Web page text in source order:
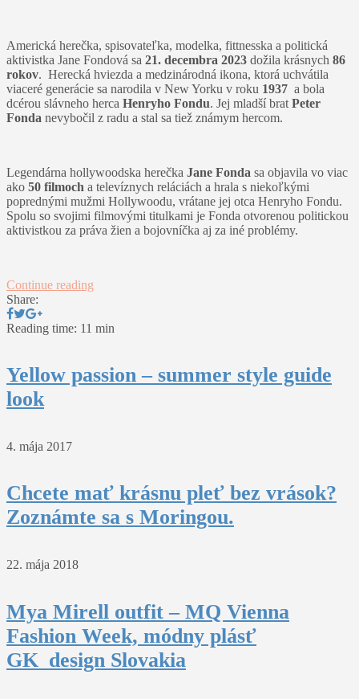
Americká herečka, spisovateľka, modelka, fittnesska a politická
aktivistka Jane Fondová sa 21. decembra 2023 dožila krásnych 86
rokov. Herecká hviezda a medzinárodná ikona, ktorá uchvátila
viaceré generácie sa narodila v New Yorku v roku 1937 a bola
dcérou slávneho herca Henryho Fondu. Jej mladší brat Peter
Fonda nevybočil z radu a stal sa tiež známym hercom.
Legendárna hollywoodska herečka Jane Fonda sa objavila vo viac
ako 50 filmoch a televíznych reláciách a hrala s niekoľkými
poprednými mužmi Hollywoodu, vrátane jej otca Henryho Fondu.
Spolu so svojimi filmovými titulkami je Fonda otvorenou politickou
aktivistkou za práva žien a bojovníčka aj za iné problémy.
Continue reading
Share:
Reading time: 11 min
Yellow passion – summer style guide
look
4. mája 2017
Chcete mať krásnu pleť bez vrások?
Zoznámte sa s Moringou.
22. mája 2018
Mya Mirell outfit – MQ Vienna
Fashion Week, módny plásť
GK_design Slovakia